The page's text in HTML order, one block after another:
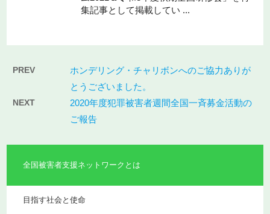
集記事として掲載してい ...
PREV
ホンデリング・チャリボンへのご協力ありが
とうございました。
NEXT
2020年度犯罪被害者週間全国一斉募金活動の
ご報告
全国被害者支援ネットワークとは
目指す社会と使命